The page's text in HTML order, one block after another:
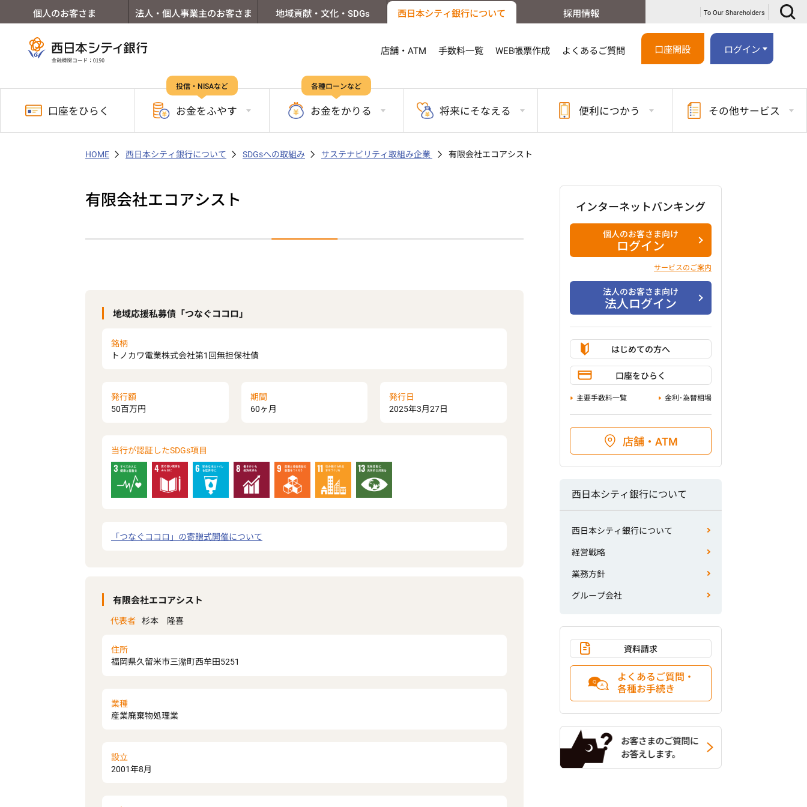
個人のお客さま 法人・個人事業主のお客さま 地域貢献・文化・SDGs 西日本シティ銀行について 採用情報 To Our Shareholders
店舗・ATM 手数料一覧 WEB帳票作成 よくあるご質問 口座開設 ログイン
口座を ひらく
投信・NISAなど
お金をふやす
各種ローンなど
お金をかりる 将来にそなえる 便利につかう その他サービス
HOME 西日本シティ銀行について SDGsへの取組み サステナビリティ取組み企業 有限会社エコアシスト
有限会社エコアシスト
地域応援私募債「つなぐココロ」
銘柄
トノカワ電業株式会社第1回無担保社債
発行額
50百万円
期間
60ヶ月
発行日
2025年3月27日
当行が認証したSDGs項目
「つなぐココロ」の寄贈式開催について
有限会社エコアシスト
代表者 杉本 隆喜
住所
福岡県久留米市三潴町西牟田5251
業種
産業廃棄物処理業
設立
2001年8月
インターネットバンキング
個人のお客さま向け
ログイン
サービスのご案内
法人のお客さま向け
法人ログイン
はじめての方へ
口座をひらく
主要手数料一覧 金利･為替相場
店舗・ATM
西日本シティ銀行について
西日本シティ銀行について
経営戦略
業務方針
グループ会社
資料請求
よくあるご質問・
各種お手続き